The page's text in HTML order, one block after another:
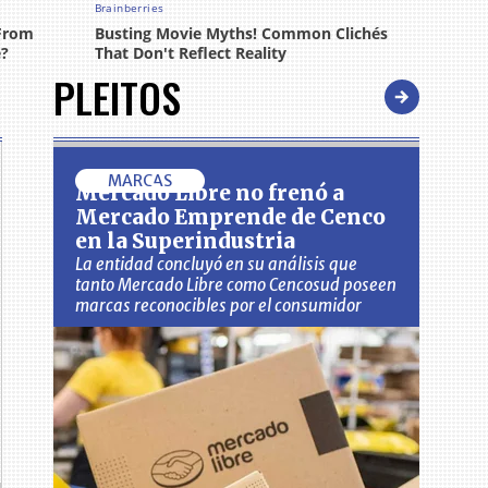
PLEITOS
MARCAS
Mercado Libre no frenó a
Mercado Emprende de Cenco
en la Superindustria
La entidad concluyó en su análisis que
tanto Mercado Libre como Cencosud poseen
marcas reconocibles por el consumidor